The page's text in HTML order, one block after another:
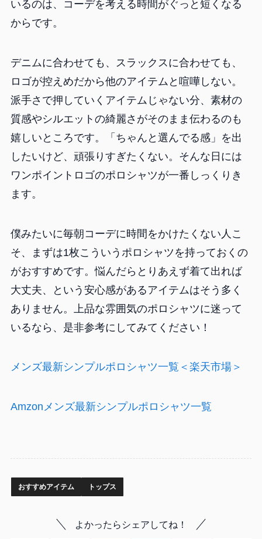
いるのは、コーデを考える時間がぐっと短くなる
からです。
デニムに合わせても、スラックスに合わせても、
ロゴが控えめだから他のアイテムと喧嘩しない。
派手さで押していくアイテムじゃない分、素材の
質感やシルエットの綺麗さがそのまま伝わるのも
嬉しいところです。「ちゃんと選んでる感」を出
したいけど、頑張りすぎたくない。そんな日には
ワンポイントロゴのポロシャツが一番しっくりき
ます。
僕みたいに毎朝コーデに時間をかけたくない人こ
そ、まずは1枚こういうポロシャツを持っておくの
がおすすめです。悩んだらとりあえず着て出れば
大丈夫、という安心感があるアイテムはそう多く
ありません。上品な雰囲気のポロシャツに迷って
いるなら、是非参考にしてみてください！
メンズ最新シンプルポロシャツ一覧＜楽天市場＞
Amzonメンズ最新シンプルポロシャツ一覧
おすすめアイテム トップス
よかったらシェアしてね！